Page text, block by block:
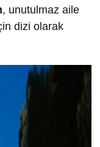
, unutulmaz aile
dizi olarak